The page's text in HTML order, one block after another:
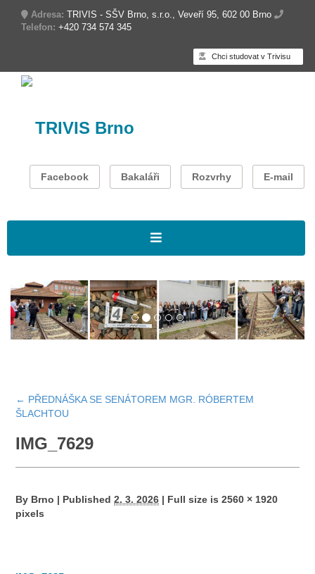
Adresa: TRIVIS - SŠV Brno, s.r.o., Veveří 95, 602 00 Brno
Telefon: +420 734 574 345
Chci studovat v Trivisu
TRIVIS Brno
Facebook Bakaláři Rozvrhy E-mail
← PŘEDNÁŠKA SE SENÁTOREM MGR. RÓBERTEM
ŠLACHTOU
IMG_7629
By Brno | Published 2. 3. 2026 | Full size is2560 × 1920
pixels